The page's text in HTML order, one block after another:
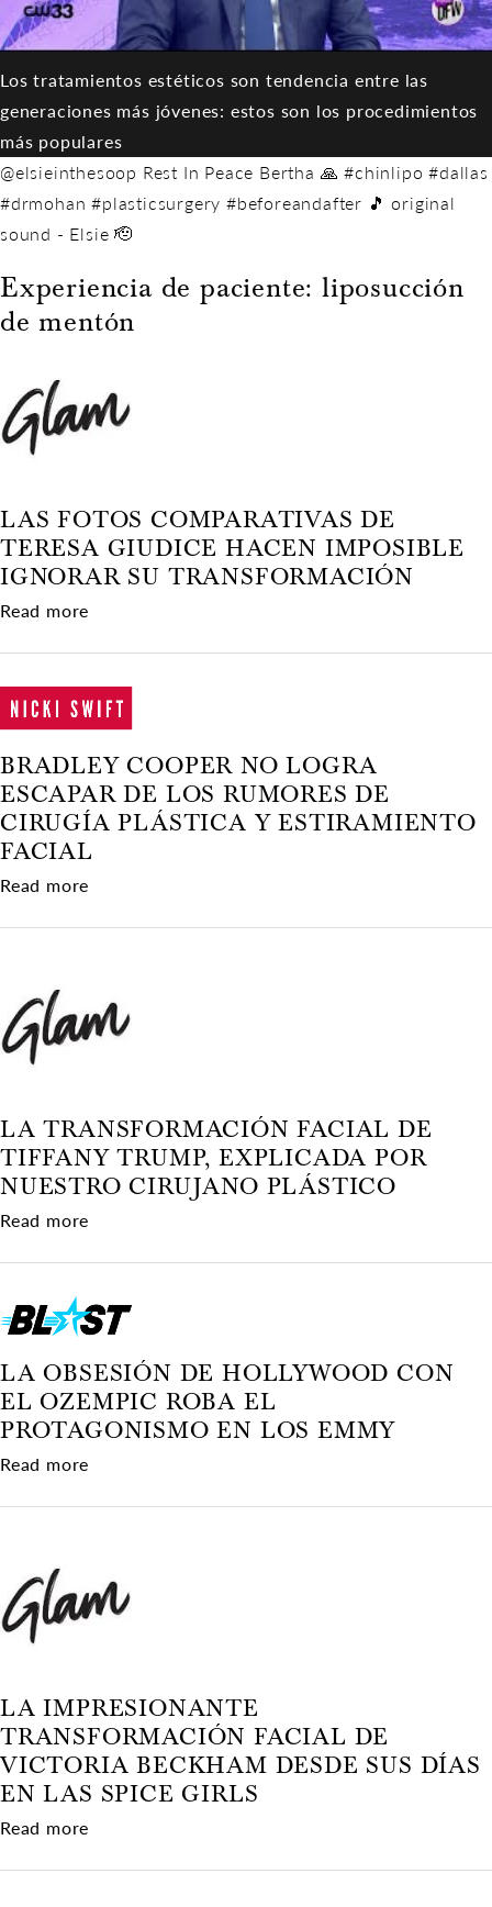
Los tratamientos estéticos son tendencia entre las
generaciones más jóvenes: estos son los procedimientos
más populares
@elsieinthesoop Rest In Peace Bertha 🙏 #chinlipo #dallas
#drmohan #plasticsurgery #beforeandafter 🎵 original
sound - Elsie 🫡
Experiencia de paciente: liposucción
de mentón
LAS FOTOS COMPARATIVAS DE
TERESA GIUDICE HACEN IMPOSIBLE
IGNORAR SU TRANSFORMACIÓN
Read more
BRADLEY COOPER NO LOGRA
ESCAPAR DE LOS RUMORES DE
CIRUGÍA PLÁSTICA Y ESTIRAMIENTO
FACIAL
Read more
LA TRANSFORMACIÓN FACIAL DE
TIFFANY TRUMP, EXPLICADA POR
NUESTRO CIRUJANO PLÁSTICO
Read more
LA OBSESIÓN DE HOLLYWOOD CON
EL OZEMPIC ROBA EL
PROTAGONISMO EN LOS EMMY
Read more
LA IMPRESIONANTE
TRANSFORMACIÓN FACIAL DE
VICTORIA BECKHAM DESDE SUS DÍAS
EN LAS SPICE GIRLS
Read more